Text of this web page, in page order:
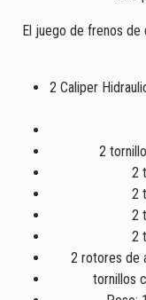
El juego de frenos
2 Caliper
2
2
2
2
2
2 rotores de
tornillos